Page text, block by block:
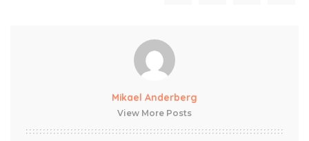
Mikael Anderberg
View More Posts